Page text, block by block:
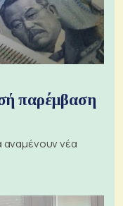
παρέμβαση
αναμένουν νέα